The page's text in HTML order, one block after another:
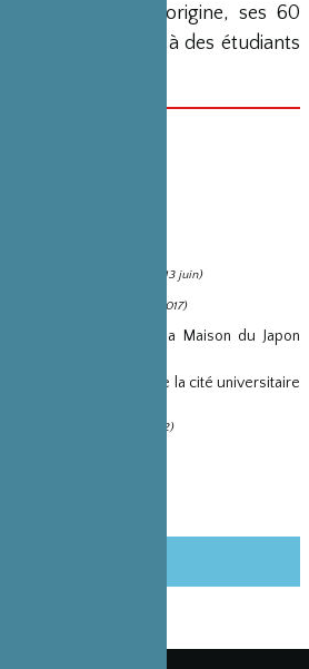
résidents. A l’origine, ses 60
en majorité à des étudiants
(13 juin)
(20 novembre 2017)
artistiques de la Maison du Japon
à la Maison du Japon de la cité universitaire
(15 février 2012)